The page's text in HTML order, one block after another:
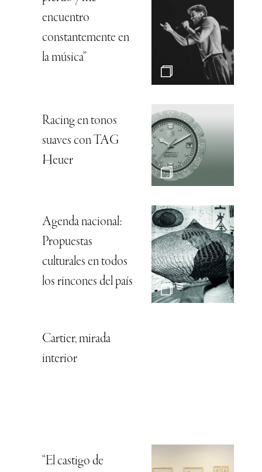
encuentro
constantemente en
la música”
Racing en tonos
suaves con TAG
Heuer
Agenda nacional:
Propuestas
culturales en todos
los rincones del país
Cartier, mirada
interior
“El castigo de